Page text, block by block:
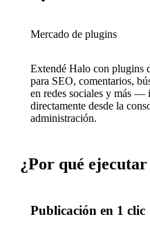
Mercado de plugins
Extendé Halo con plugins
para SEO, comentarios,
en redes sociales y más —
directamente desde la
administración.
¿Por qué
Publicación en 1 clic